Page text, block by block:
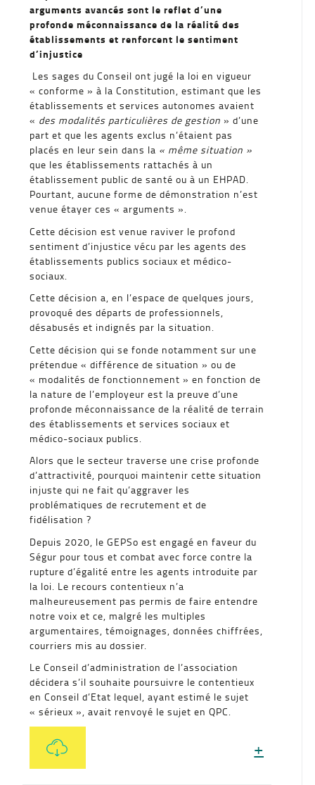
arguments avancés sont le reflet d’une
profonde méconnaissance de la réalité des
établissements et renforcent le sentiment
d’injustice
Les sages du Conseil ont jugé la loi en vigueur
« conforme » à la Constitution, estimant que les
établissements et services autonomes avaient
« des modalités particulières de gestion » d’une
part et que les agents exclus n’étaient pas
placés en leur sein dans la « même situation »
que les établissements rattachés à un
établissement public de santé ou à un EHPAD.
Pourtant, aucune forme de démonstration n’est
venue étayer ces « arguments ».
Cette décision est venue raviver le profond
sentiment d’injustice vécu par les agents des
établissements publics sociaux et médico-
sociaux.
Cette décision a, en l’espace de quelques jours,
provoqué des départs de professionnels,
désabusés et indignés par la situation.
Cette décision qui se fonde notamment sur une
prétendue « différence de situation » ou de
« modalités de fonctionnement » en fonction de
la nature de l’employeur est la preuve d’une
profonde méconnaissance de la réalité de terrain
des établissements et services sociaux et
médico-sociaux publics.
Alors que le secteur traverse une crise profonde
d’attractivité, pourquoi maintenir cette situation
injuste qui ne fait qu’aggraver les
problématiques de recrutement et de
fidélisation ?
Depuis 2020, le GEPSo est engagé en faveur du
Ségur pour tous et combat avec force contre la
rupture d’égalité entre les agents introduite par
la loi. Le recours contentieux n’a
malheureusement pas permis de faire entendre
notre voix et ce, malgré les multiples
argumentaires, témoignages, données chiffrées,
courriers mis au dossier.
Le Conseil d’administration de l’association
décidera s’il souhaite poursuivre le contentieux
en Conseil d’Etat lequel, ayant estimé le sujet
« sérieux », avait renvoyé le sujet en QPC.
+